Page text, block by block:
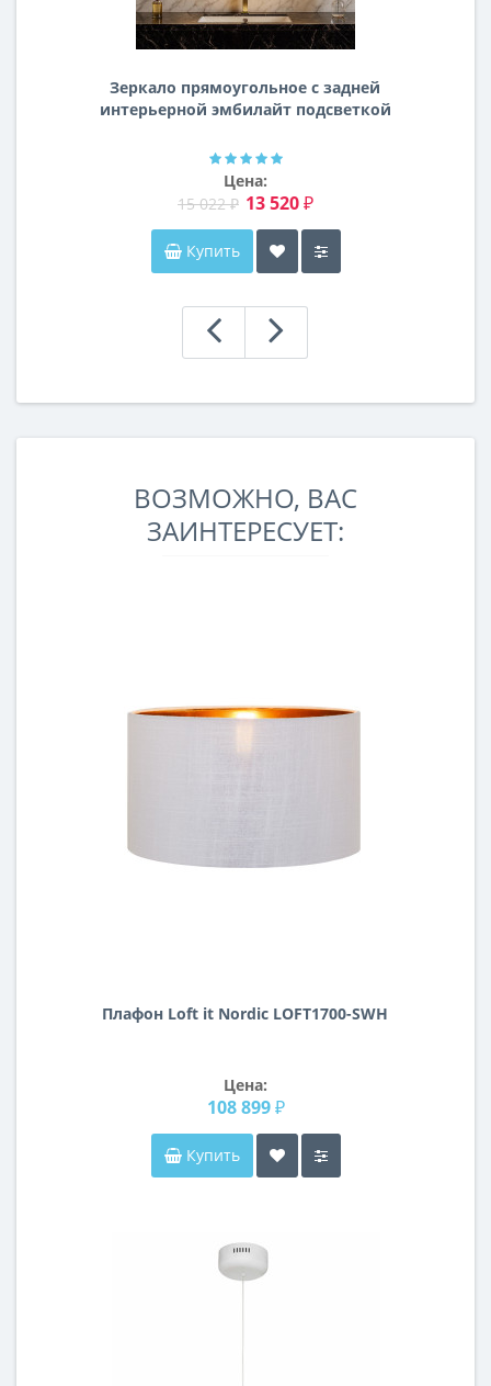
Зеркало прямоугольное с задней
интерьерной эмбилайт подсветкой
Цена:
15 022 ₽ 13 520 ₽
Купить
ВОЗМОЖНО, ВАС
ЗАИНТЕРЕСУЕТ:
Плафон Loft it Nordic LOFT1700-SWH
Цена:
108 899 ₽
Купить